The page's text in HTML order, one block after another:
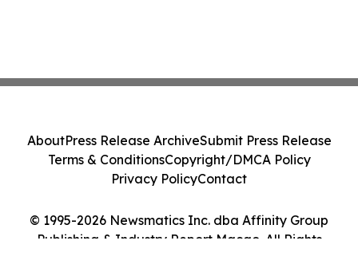
© 1995-2026 Newsmatics Inc. dba Affinity Group
Publishing & Industry Report Macao. All Rights
AboutPress Release ArchiveSubmit Press Release
Terms & ConditionsCopyright/DMCA Policy
Privacy PolicyContact